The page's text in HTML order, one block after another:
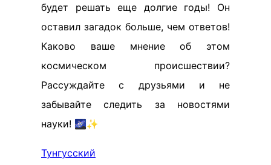
будет решать еще долгие годы! Он
оставил загадок больше, чем ответов!
Каково ваше мнение об этом
космическом происшествии?
Рассуждайте с друзьями и не
забывайте следить за новостями
науки! 🌌✨
Тунгусский